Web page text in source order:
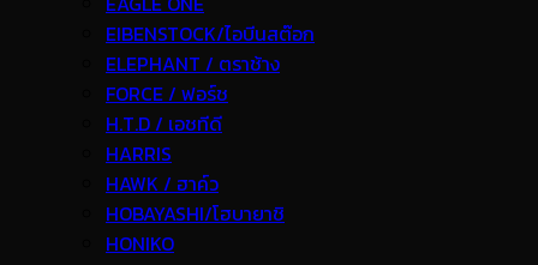
EIBENSTOCK/ไอบีนสต๊อก
ELEPHANT / ตราช้าง
FORCE / ฟอร์ช
H.T.D / เอชทีดี
HARRIS
HAWK / ฮาค์ว
HOBAYASHI/โฮบายาชิ
HONIKO